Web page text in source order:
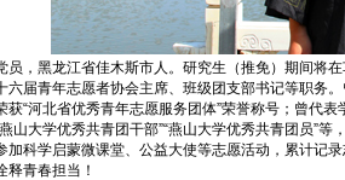
黑龙江省佳木斯市人。研究生（推免）期间将
青年志愿者协会主席、班级团支部书记等职务
“河北省优秀青年志愿服务团体”荣誉称号；曾代
山大学优秀共青团干部”“燕山大学优秀共青团员”
加科学启蒙微课堂、公益大使等志愿活动，累计记
青春担当！